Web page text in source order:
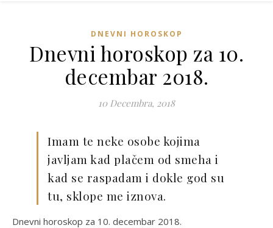
DNEVNI HOROSKOP
Dnevni horoskop za 10.
decembar 2018.
10 Decembra, 2018
Imam te neke osobe kojima
javljam kad plačem od smeha i
kad se raspadam i dokle god su
tu, sklope me iznova.
Dnevni horoskop za 10. decembar 2018.